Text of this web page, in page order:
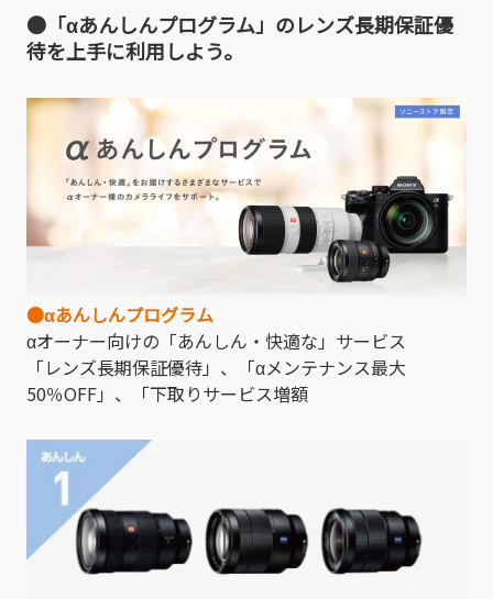
●「αあんしんプログラム」のレンズ長期保証優
待を上手に利用しよう。
●αあんしんプログラム
αオーナー向けの「あんしん・快適な」サービス
「レンズ長期保証優待」、「αメンテナンス最大
50％OFF」、「下取りサービス増額